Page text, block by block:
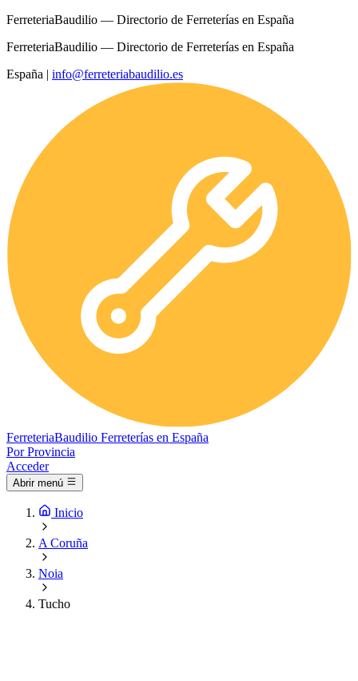
FerreteriaBaudilio — Directorio de Ferreterías en España
FerreteriaBaudilio — Directorio de Ferreterías en España
España | info@ferreteriabaudilio.es
FerreteriaBaudilio Ferreterías en España
Por Provincia
Acceder
Abrir menú
Inicio
A Coruña
Noia
Tucho